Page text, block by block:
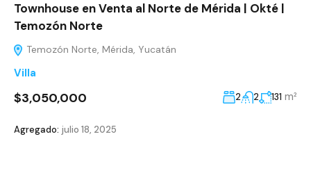
Townhouse en Venta al Norte de Mérida | Okté |
Temozón Norte
Temozón Norte, Mérida, Yucatán
Villa
$3,050,000 2 2 131 m²
Agregado: julio 18, 2025